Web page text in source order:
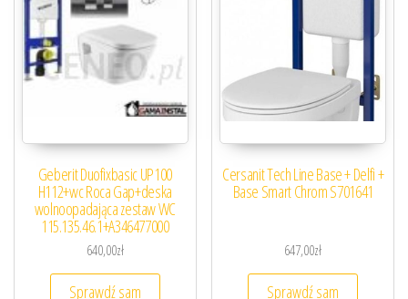
Geberit Duofixbasic UP100
H112+wc Roca Gap+deska
wolnoopadająca zestaw WC
115.135.46.1+A346477000
640,00zł
Sprawdź sam
Cersanit Tech Line Base + Delfi +
Base Smart Chrom S701641
647,00zł
Sprawdź sam